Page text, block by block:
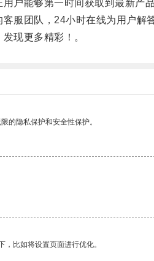
能够第一时间获取到最新产品
团队，24小时在线为用户解答
现更多精彩！。
的隐私保护和安全性保护。
比如将设置页面进行优化。